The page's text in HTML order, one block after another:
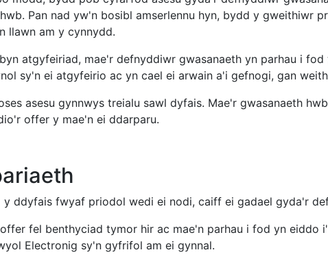
Pan nad yw'n bosibl amserlennu hyn, bydd y gweithiwr
llawn am y cynnydd.
atgyfeiriad, mae'r defnyddiwr gwasanaeth yn parhau i
sy'n ei atgyfeirio ac yn cael ei arwain a'i gefnogi, gan
asesu gynnwys treialu sawl dyfais. Mae'r gwasanaeth
offer y mae'n ei ddarparu.
y ddyfais fwyaf priodol wedi ei nodi, caiff ei gadael gyda'r
fel benthyciad tymor hir ac mae'n parhau i fod yn eiddo
Electronig sy'n gyfrifol am ei gynnal.